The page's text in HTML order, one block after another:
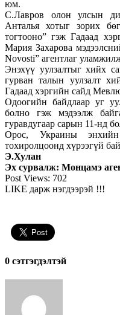
юм.
С.Лавров олон улсын
Анталья хотыг зорих
тогтооно” гэж Гадаад
Мария Захарова
Novosti” агентлаг
Энэхүү уулзалтыг хийх
гурван талын уулзалт
Гадаад хэргийн сайд
Одоогийн байдлаар уг
болно гэж мэдээлж
гуравдугаар сарын 11-нд
Орос, Украины энхийн
тохиролцоонд хүрээгүй
Э.Хулан
Эх сурвалж: Монцамэ
Post Views: 702
LIKE дарж нэгдээрэй !!!
0 cэтгэгдэлтэй